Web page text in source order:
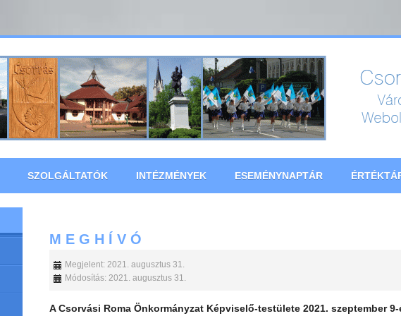
SZOLGÁLTATÓK INTÉZMÉNYEK ESEMÉNYNAPTÁR
M E G H Í V Ó
Megjelent: 2021. augusztus 31.
Módosítás: 2021. augusztus 31.
A Csorvási Roma Önkormányzat Képviselő-testülete 2021. szeptember